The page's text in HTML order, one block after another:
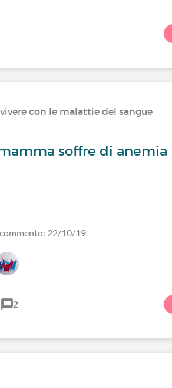
con le malattie del sangue
soffre di anemia
22/10/19
2